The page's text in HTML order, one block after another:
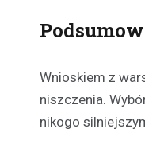
Wnioskiem z
niszczenia.
nikogo